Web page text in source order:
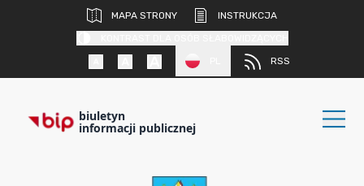
MAPA STRONY
INSTRUKCJA
RSS
biuletyn
informacji publicznej